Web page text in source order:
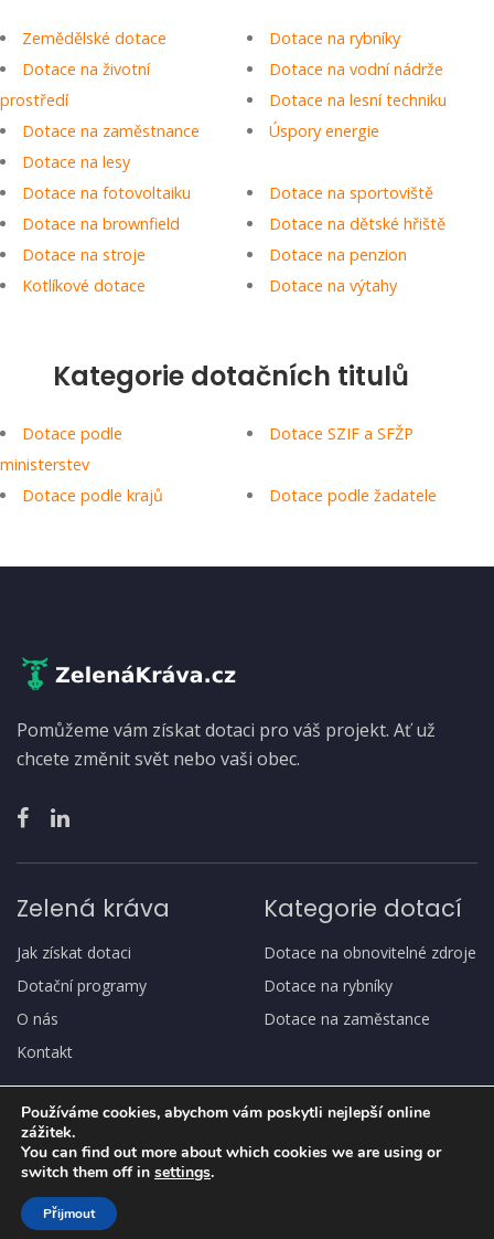
Zemědělské dotace
Dotace na životní
prostředí
Dotace na zaměstnance
Dotace na lesy
Dotace na rybníky
Dotace na vodní nádrže
Dotace na lesní techniku
Úspory energie
Dotace na fotovoltaiku
Dotace na brownfield
Dotace na stroje
Kotlíkové dotace
Dotace na sportoviště
Dotace na dětské hřiště
Dotace na penzion
Dotace na výtahy
Kategorie dotačních titulů
Dotace podle
ministerstev
Dotace SZIF a SFŽP
Dotace podle krajů Dotace podle žadatele
Pomůžeme vám získat dotaci pro váš projekt. Ať už
chcete změnit svět nebo vaši obec.
Zelená kráva
Jak získat dotaci
Dotační programy
O nás
Kontakt
Kategorie dotací
Dotace na obnovitelné zdroje
Dotace na rybníky
Dotace na zaměstance
Copyright
Ochrana osobních údajů, GDPR
Používáme cookies, abychom vám poskytli nejlepší online
zážitek.
You can find out more about which cookies we are using or
switch them off in settings.
Přijmout